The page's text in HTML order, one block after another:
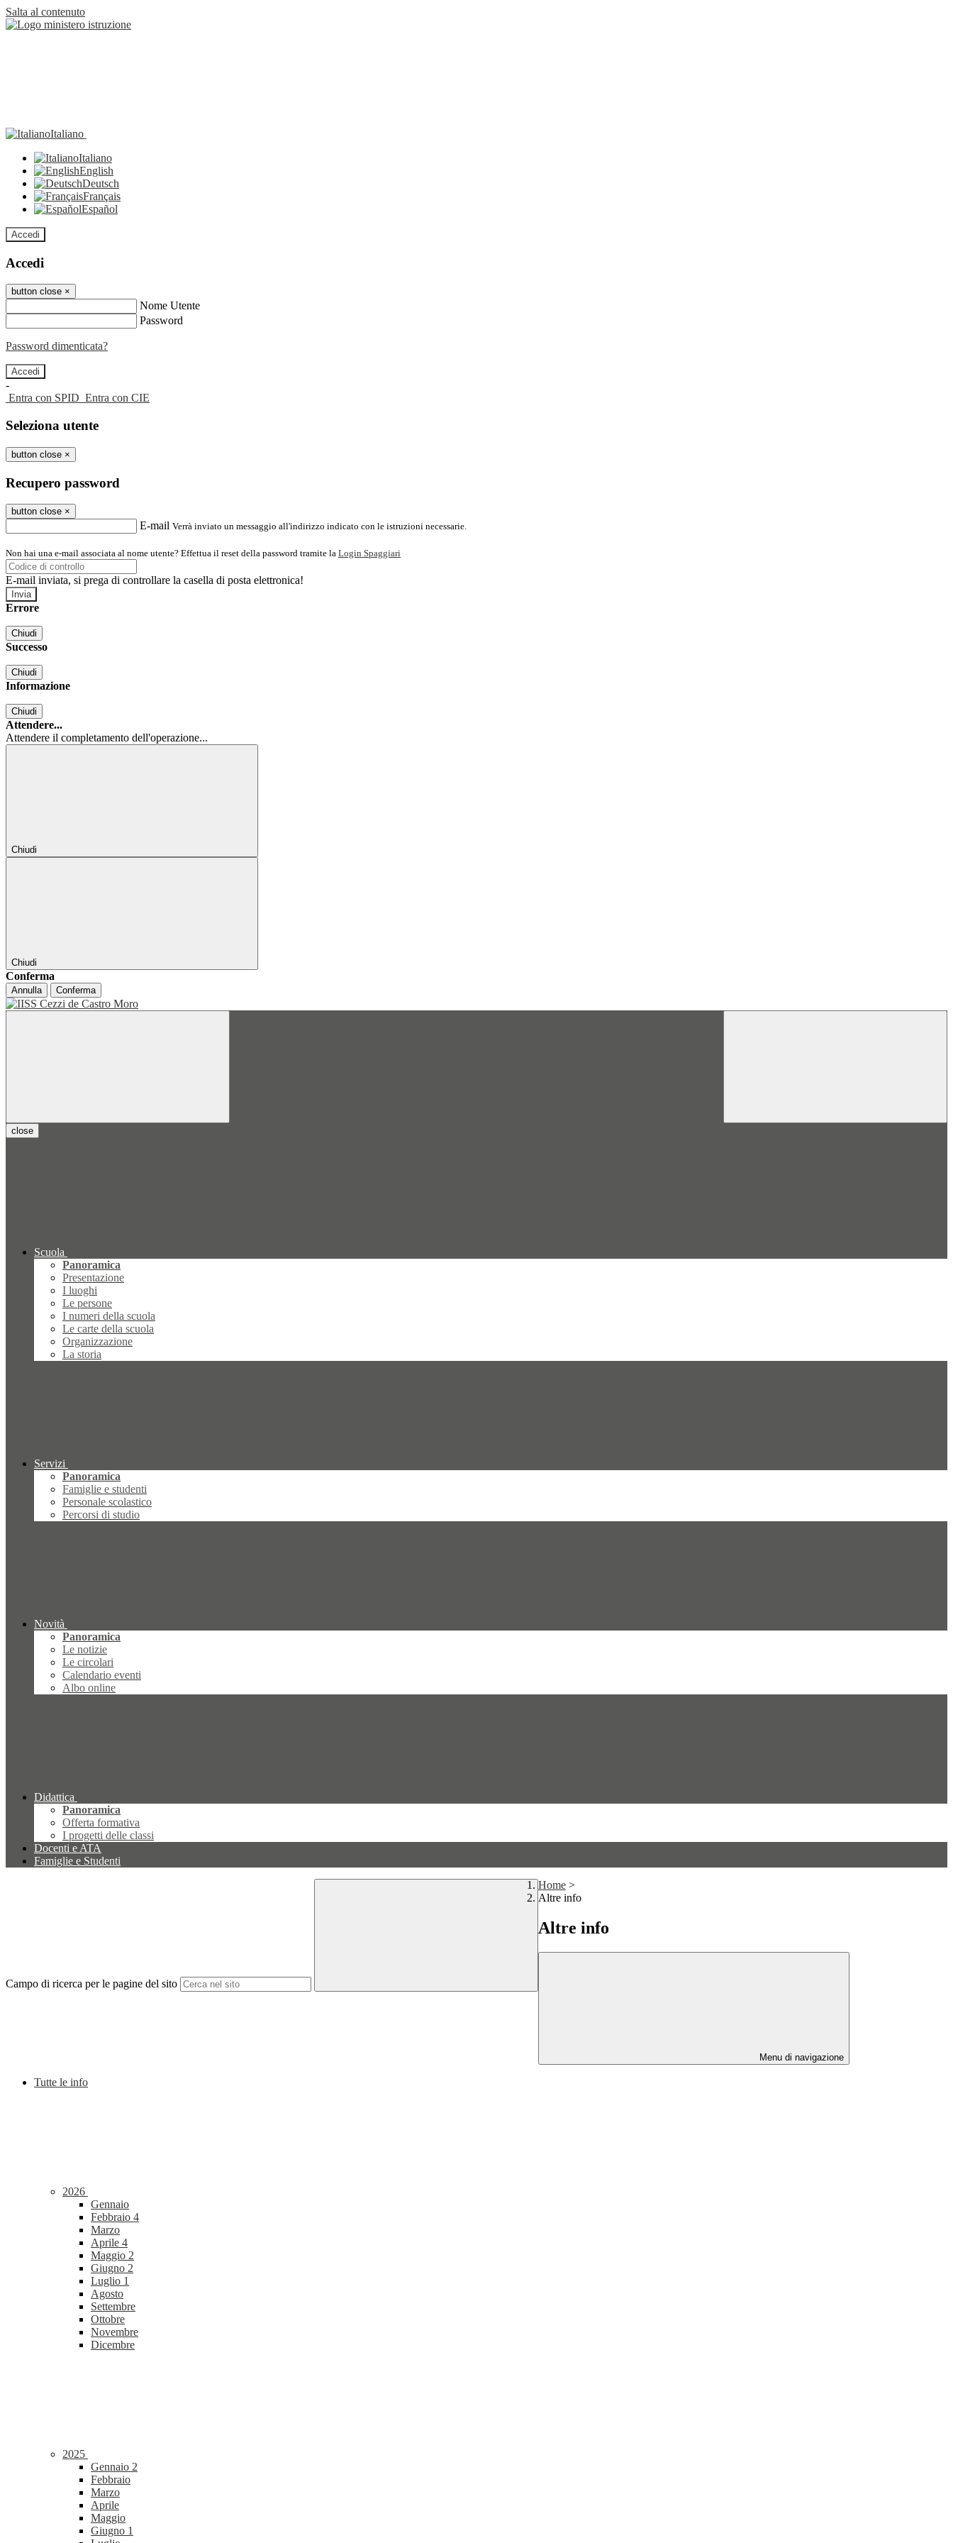
Salta al contenuto
Italiano
Italiano
English
Deutsch
Français
Español
Accedi
Accedi
button close ×
Nome Utente
Password
Password dimenticata?
-
Entra con SPID Entra con CIE
Seleziona utente
button close ×
Recupero password
button close ×
E-mail Verrà inviato un messaggio all'indirizzo indicato con le istruzioni necessarie.
Non hai una e-mail associata al nome utente? Effettua il reset della password tramite la Login Spaggiari
E-mail inviata, si prega di controllare la casella di posta elettronica!
Errore
Chiudi
Successo
Chiudi
Informazione
Chiudi
Attendere...
Attendere il completamento dell'operazione...
Chiudi
Chiudi
Conferma
Annulla Conferma
close
Scuola
Panoramica
Presentazione
I luoghi
Le persone
I numeri della scuola
Le carte della scuola
Organizzazione
La storia
Servizi
Panoramica
Famiglie e studenti
Personale scolastico
Percorsi di studio
Novità
Panoramica
Le notizie
Le circolari
Calendario eventi
Albo online
Didattica
Panoramica
Offerta formativa
I progetti delle classi
Docenti e ATA
Famiglie e Studenti
Campo di ricerca per le pagine del sito
Home >
Altre info
Altre info
Menu di navigazione
Tutte le info
2026
Gennaio
Febbraio 4
Marzo
Aprile 4
Maggio 2
Giugno 2
Luglio 1
Agosto
Settembre
Ottobre
Novembre
Dicembre
2025
Gennaio 2
Febbraio
Marzo
Aprile
Maggio
Giugno 1